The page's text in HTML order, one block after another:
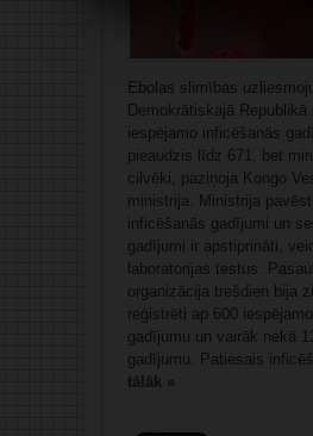
Ebolas slimības
Demokrātiskajā Republikā
iespējamo inficēšanās
pieaudzis līdz 671, bet
cilvēki, paziņoja Kongo
ministrija. Ministrija
inficēšanās gadījumi un
gadījumi ir apstiprināti,
laboratorijas testus.
organizācija trešdien bija
reģistrēti ap 600
gadījumu un vairāk nekā
gadījumu. Patiesais
tālāk »